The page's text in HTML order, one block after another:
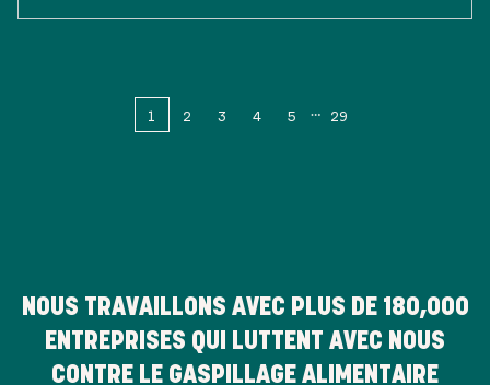
1 2 3 4 5 29
NOUS TRAVAILLONS AVEC PLUS DE 180,000
ENTREPRISES QUI LUTTENT AVEC NOUS
CONTRE LE GASPILLAGE ALIMENTAIRE